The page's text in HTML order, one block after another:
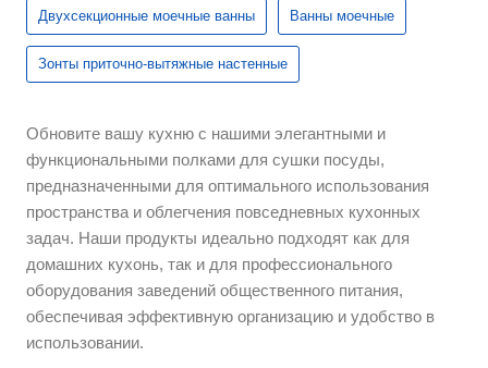
Двухсекционные моечные ванны Ванны моечные
Зонты приточно-вытяжные настенные
Обновите вашу кухню с нашими элегантными и
функциональными полками для сушки посуды,
предназначенными для оптимального использования
пространства и облегчения повседневных кухонных
задач. Наши продукты идеально подходят как для
домашних кухонь, так и для профессионального
оборудования заведений общественного питания,
обеспечивая эффективную организацию и удобство в
использовании.